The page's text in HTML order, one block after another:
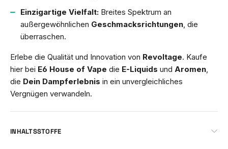
Einzigartige Vielfalt: Breites Spektrum an
außergewöhnlichen Geschmacksrichtungen , die
überraschen.
Erlebe die Qualität und Innovation von Revoltage. Kaufe
hier bei E6 House of Vape die E-Liquids und Aromen
die Dein Dampferlebnis in ein unvergleichliches
Vergnügen verwandeln.
INHALTSSTOFFE